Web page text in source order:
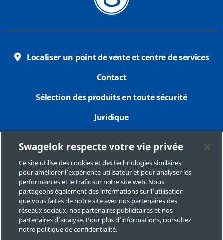
Localiser un point de vente et centre de services
Contact
Sélection des produits en toute sécurité
Juridique
Imprimer
Plan du site
Préférences de cookies
Ne pas vendre ou communiquer mes données
personnelles
Swagelok respecte votre vie privée
Ce site utilise des cookies et des technologies similaires
pour améliorer l’expérience utilisateur et pour analyser les
performances et le trafic sur notre site web. Nous
partageons également des informations sur l’utilisation
que vous faites de notre site avec nos partenaires des
réseaux sociaux, nos partenaires publicitaires et nos
partenaires d’analyse. Pour plus d’informations, consultez
notre politique de confidentialité.